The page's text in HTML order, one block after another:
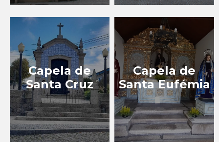
Capela de
Santa Cruz
Capela de
Santa Eufémia